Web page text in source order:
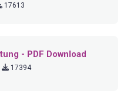
17613
- PDF Download
17394